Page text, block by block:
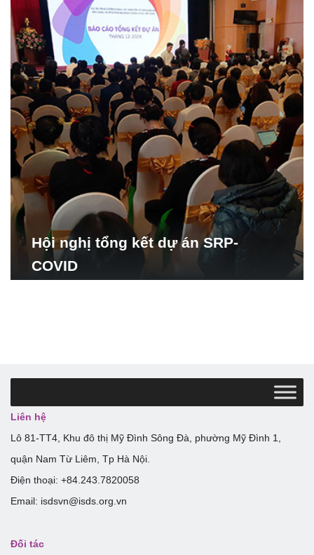
Hội nghị tổng kết dự án SRP-
COVID
Liên hệ
Lô 81-TT4, Khu đô thị Mỹ Đình Sông Đà, phường Mỹ Đình 1,
quận Nam Từ Liêm, Tp Hà Nội.
Điện thoại: +84.243.7820058
Email: isdsvn@isds.org.vn
Đối tác